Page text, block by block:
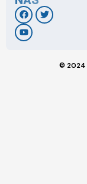
© 2024